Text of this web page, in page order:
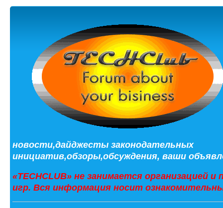
новости,дайджесты законодательных
инициатив,обзоры,обсуждения, ваши
«TECHCLUB» не занимается организацией
игр. Вся информация носит